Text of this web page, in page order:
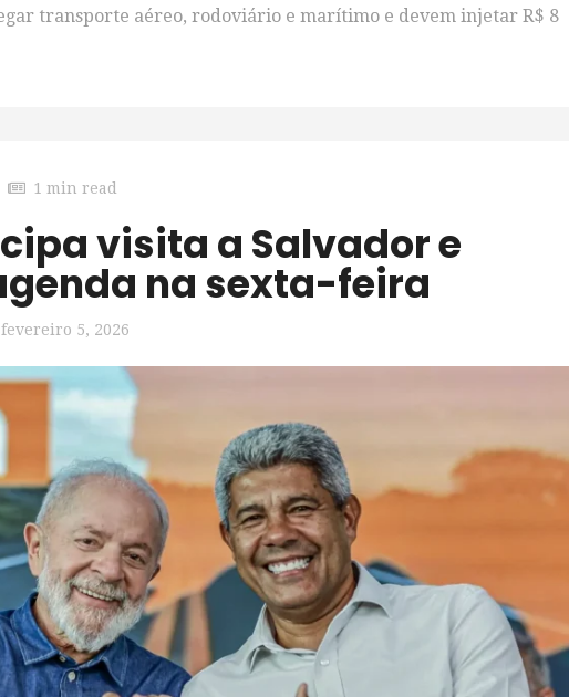
transporte aéreo, rodoviário e marítimo e devem injetar R$ 8
1 min read
na sexta-feira
fevereiro 5, 2026